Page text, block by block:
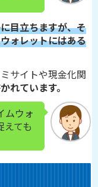
目立ちますが、そ
ォレットにはある
サイトや現金化関
れています。
ムウォ
えても